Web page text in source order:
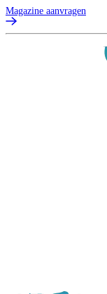
Magazine aanvragen